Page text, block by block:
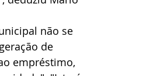
não se
de
empréstimo,